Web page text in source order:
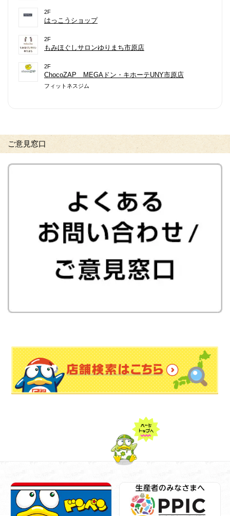
2F
はっこうショップ
2F
もみほぐしサロンゆりまち市原店
2F
ChocoZAP MEGAドン・キホーテUNY市原店
フィットネスジム
ご意見窓口